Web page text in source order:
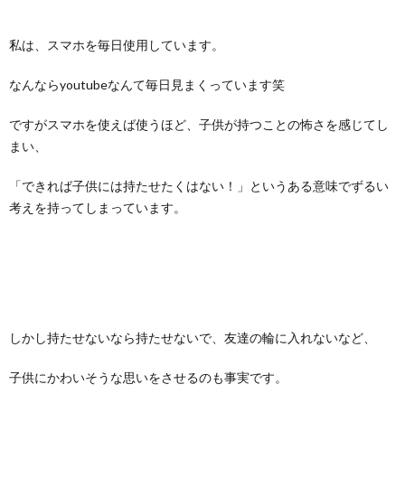
私は、スマホを毎日使用しています。
なんならyoutubeなんて毎日見まくっています笑
ですがスマホを使えば使うほど、子供が持つことの怖さを感じてし
まい、
「できれば子供には持たせたくはない！」というある意味でずるい
考えを持ってしまっています。
しかし持たせないなら持たせないで、友達の輪に入れないなど、
子供にかわいそうな思いをさせるのも事実です。